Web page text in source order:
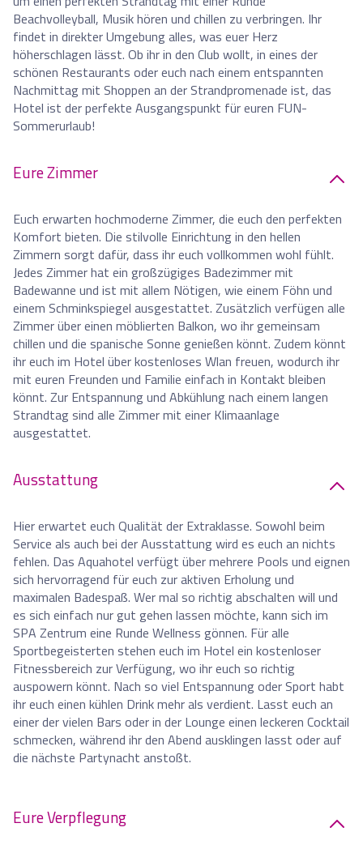
Beachvolleyball, Musik hören und chillen zu verbringen. Ihr
findet in direkter Umgebung alles, was euer Herz
höherschlagen lässt. Ob ihr in den Club wollt, in eines der
schönen Restaurants oder euch nach einem entspannten
Nachmittag mit Shoppen an der Strandpromenade ist, das
Hotel ist der perfekte Ausgangspunkt für euren FUN-
Sommerurlaub!
Eure Zimmer
Euch erwarten hochmoderne Zimmer, die euch den perfekten
Komfort bieten. Die stilvolle Einrichtung in den hellen
Zimmern sorgt dafür, dass ihr euch vollkommen wohl fühlt.
Jedes Zimmer hat ein großzügiges Badezimmer mit
Badewanne und ist mit allem Nötigen, wie einem Föhn und
einem Schminkspiegel ausgestattet. Zusätzlich verfügen alle
Zimmer über einen möblierten Balkon, wo ihr gemeinsam
chillen und die spanische Sonne genießen könnt. Zudem könnt
ihr euch im Hotel über kostenloses Wlan freuen, wodurch ihr
mit euren Freunden und Familie einfach in Kontakt bleiben
könnt. Zur Entspannung und Abkühlung nach einem langen
Strandtag sind alle Zimmer mit einer Klimaanlage
ausgestattet.
Ausstattung
Hier erwartet euch Qualität der Extraklasse. Sowohl beim
Service als auch bei der Ausstattung wird es euch an nichts
fehlen. Das Aquahotel verfügt über mehrere Pools und eignen
sich hervorragend für euch zur aktiven Erholung und
maximalen Badespaß. Wer mal so richtig abschalten will und
es sich einfach nur gut gehen lassen möchte, kann sich im
SPA Zentrum eine Runde Wellness gönnen. Für alle
Sportbegeisterten stehen euch im Hotel ein kostenloser
Fitnessbereich zur Verfügung, wo ihr euch so richtig
auspowern könnt. Nach so viel Entspannung oder Sport habt
ihr euch einen kühlen Drink mehr als verdient. Lasst euch an
einer der vielen Bars oder in der Lounge einen leckeren Cocktail
schmecken, während ihr den Abend ausklingen lasst oder auf
die nächste Partynacht anstoßt.
Eure Verpflegung